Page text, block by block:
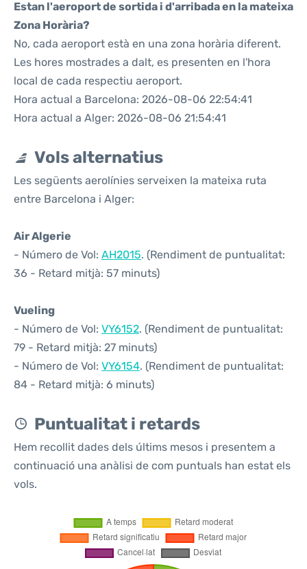
Estan l'aeroport de sortida i d'arribada en la mateixa
Zona Horària?
No, cada aeroport està en una zona horària diferent.
Les hores mostrades a dalt, es presenten en l'hora
local de cada respectiu aeroport.
Hora actual a Barcelona: 2026-08-06 22:54:41
Hora actual a Alger: 2026-08-06 21:54:41
Vols alternatius
Les següents aerolínies serveixen la mateixa ruta
entre Barcelona i Alger:
Air Algerie
- Número de Vol: AH2015. (Rendiment de puntualitat:
36 - Retard mitjà: 57 minuts)
Vueling
- Número de Vol: VY6152. (Rendiment de puntualitat:
79 - Retard mitjà: 27 minuts)
- Número de Vol: VY6154. (Rendiment de puntualitat:
84 - Retard mitjà: 6 minuts)
Puntualitat i retards
Hem recollit dades dels últims mesos i presentem a
continuació una anàlisi de com puntuals han estat els
vols.